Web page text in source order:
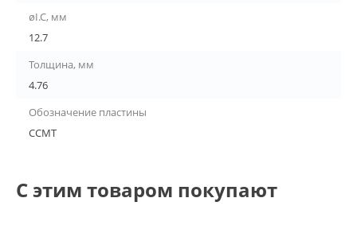
øI.C, мм
12.7
Толщина, мм
4.76
Обозначение пластины
CCMT
С этим товаром покупают